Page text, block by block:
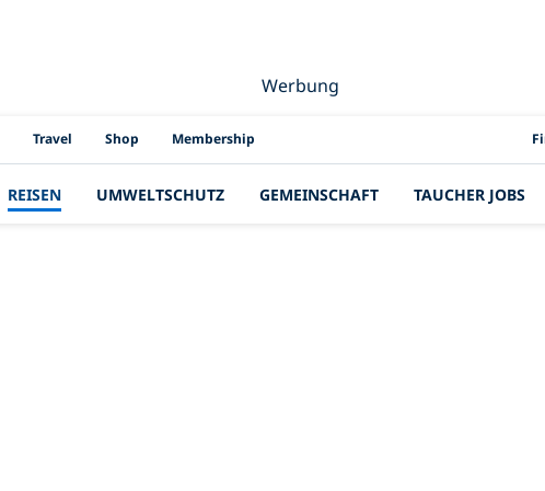
Werbung
Travel Shop Membership
REISEN UMWELTSCHUTZ GEMEINSCHAFT TAUCHER JOBS